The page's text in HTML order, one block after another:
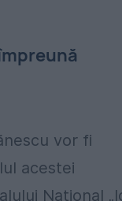
vor fi
acestei
Naţional